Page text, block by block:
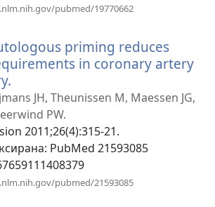
pubmed/19770662
priming reduces
in coronary artery
нов
прозорец)
JH, Theunissen M, Maessen JG,
PW.
2011;26(4):315-21.
‎: PubMed 21593085
pubmed/21593085